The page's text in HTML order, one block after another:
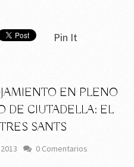
Pin It
EN PLENO
DE CIUTADELLA: EL
SANTS
0 Comentarios